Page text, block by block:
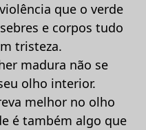
que o verde
e corpos tudo
tristeza.
madura não se
olho interior.
melhor no olho
é também algo que